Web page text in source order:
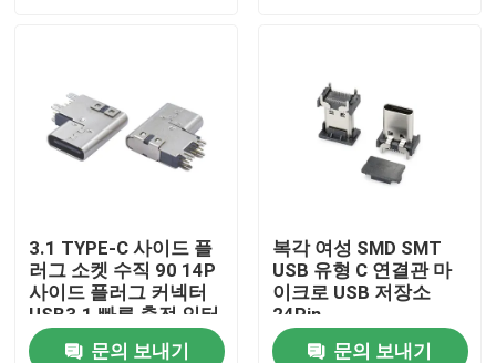
접촉
딥 USB 커넥터
USB 소켓 커넥터
3.1 TYPE-C 사이드 플
러그 소켓 수직 90 14P
사이드 플러그 커넥터
USB3.1 빠른 충전 인터
페이스
문의 보내기
복각 여성 SMD SMT
USB 유형 C 연결관 마
이크로 USB 저장소
24Pin
문의 보내기